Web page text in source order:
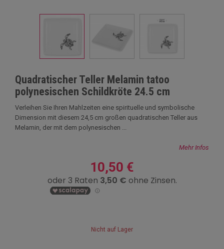
Quadratischer Teller Melamin tatoo
polynesischen Schildkröte 24.5 cm
Verleihen Sie Ihren Mahlzeiten eine spirituelle und symbolische
Dimension mit diesem 24,5 cm großen quadratischen Teller aus
Melamin, der mit dem polynesischen ...
Mehr Infos
10,50 €
Nicht auf Lager